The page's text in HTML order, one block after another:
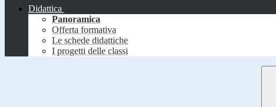
Didattica
Panoramica
Offerta formativa
Le schede didattiche
I progetti delle classi